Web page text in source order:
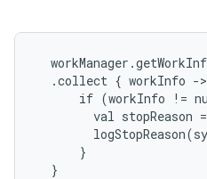
  .collect { workInfo ->
if (workInfo !=
val stopReason
      }
  }